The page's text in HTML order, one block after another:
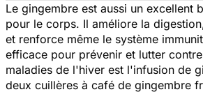
Le gingembre est aussi un excellent
pour le corps. Il améliore la
et renforce même le système
efficace pour prévenir et lutter
maladies de l'hiver est l'infusion de
deux cuillères à café de gingembre